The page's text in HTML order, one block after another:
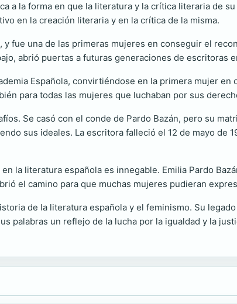
a la forma en que la literatura y la crítica literaria de
en la creación literaria y en la crítica de la misma.
y fue una de las primeras mujeres en conseguir el
abrió puertas a futuras generaciones de escritoras
Española, convirtiéndose en la primera mujer
para todas las mujeres que luchaban por sus
Se casó con el conde de Pardo Bazán, pero su
sus ideales. La escritora falleció el 12 de mayo de
la literatura española es innegable. Emilia Pardo
el camino para que muchas mujeres pudieran
de la literatura española y el feminismo. Su
palabras un reflejo de la lucha por la igualdad y la